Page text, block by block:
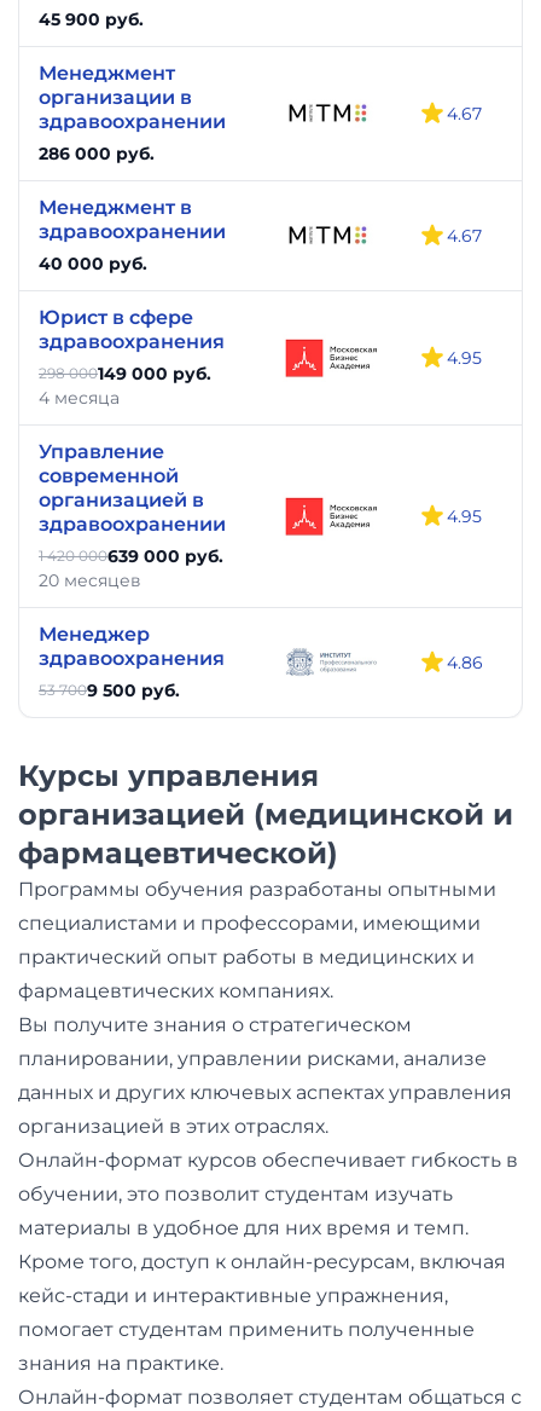
45 900 руб.
Менеджмент
организации в
здравоохранении
286 000 руб.
4.67
Менеджмент в
здравоохранении
40 000 руб.
4.67
Юрист в сфере
здравоохранения
298 000149 000 руб.
4 месяца
4.95
Управление
современной
организацией в
здравоохранении
1 420 000639 000 руб.
20 месяцев
4.95
Менеджер
здравоохранения
53 7009 500 руб.
4.86
Курсы управления
организацией (медицинской и
фармацевтической)
Программы обучения разработаны опытными
специалистами и профессорами, имеющими
практический опыт работы в медицинских и
фармацевтических компаниях.
Вы получите знания о стратегическом
планировании, управлении рисками, анализе
данных и других ключевых аспектах управления
организацией в этих отраслях.
Онлайн-формат курсов обеспечивает гибкость в
обучении, это позволит студентам изучать
материалы в удобное для них время и темп.
Кроме того, доступ к онлайн-ресурсам, включая
кейс-стади и интерактивные упражнения,
помогает студентам применить полученные
знания на практике.
Онлайн-формат позволяет студентам общаться с